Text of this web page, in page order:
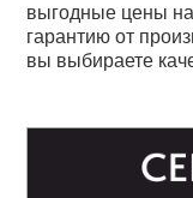
выгодные цены
гарантию от
вы выбираете